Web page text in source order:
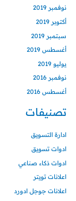
نوفمبر 2019
أكتوبر 2019
سبتمبر 2019
أغسطس 2019
يوليو 2019
نوفمبر 2016
أغسطس 2016
تصنيفات
ادارة التسويق
ادوات تسويق
ادوات ذكاء صناعي
اعلانات تويتر
اعلانات جوجل ادورد